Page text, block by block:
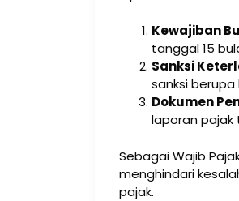
Kewajiban
tanggal 15
Sanksi
sanksi
Dokumen
laporan pajak
Sebagai Wajib
menghindari
pajak.